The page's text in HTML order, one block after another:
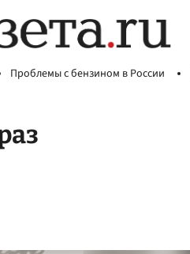
Проблемы с бензином в России